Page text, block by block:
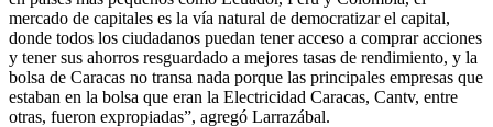
mercado de capitales es la vía natural de democratizar el capital,
donde todos los ciudadanos puedan tener acceso a comprar acciones
y tener sus ahorros resguardado a mejores tasas de rendimiento, y la
bolsa de Caracas no transa nada porque las principales empresas que
estaban en la bolsa que eran la Electricidad Caracas, Cantv, entre
otras, fueron expropiadas”, agregó Larrazábal.